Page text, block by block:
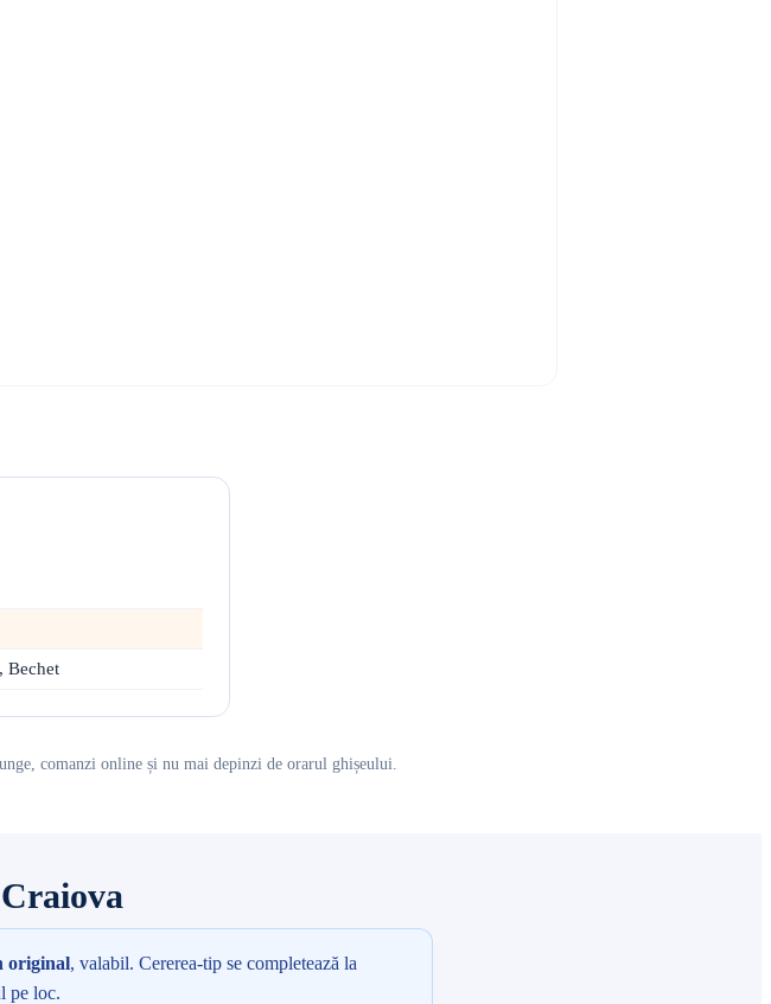
Bechet
comanzi online și nu mai depinzi de orarul ghișeului.
original, valabil. Cererea-tip se completează la
pe loc.